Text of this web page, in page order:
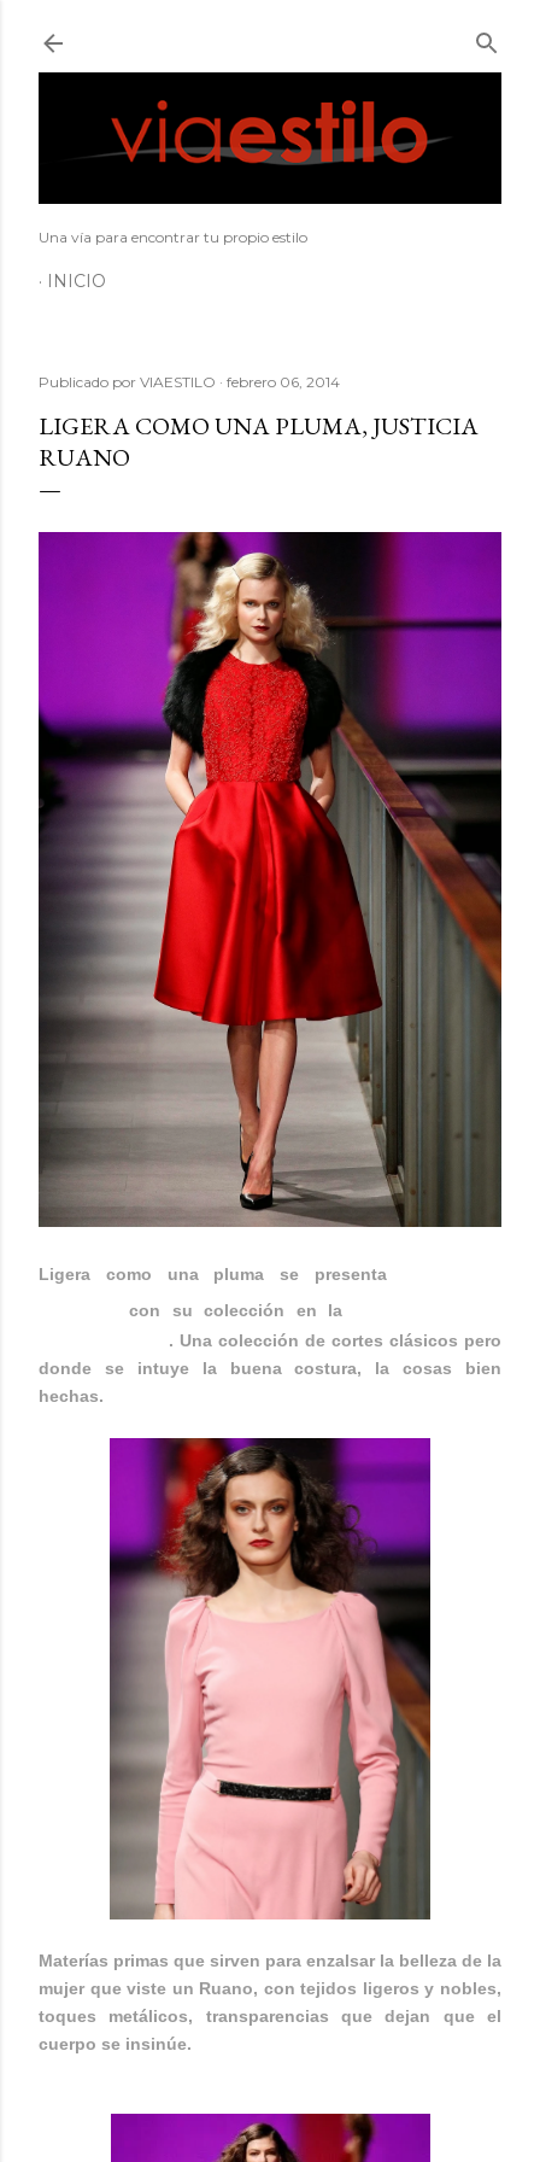
Una vía para encontrar tu propio estilo
INICIO
Publicado por VIAESTILO febrero 06, 2014
LIGERA COMO UNA PLUMA, JUSTICIA
RUANO
Ligera como una pluma se presenta
con su colección en la
. Una colección de cortes clásicos pero
donde se intuye la buena costura, la cosas bien
hechas.
Materías primas que sirven para enzalsar la belleza de la
mujer que viste un Ruano, con tejidos ligeros y nobles,
toques metálicos, transparencias que dejan que el
cuerpo se insinúe.